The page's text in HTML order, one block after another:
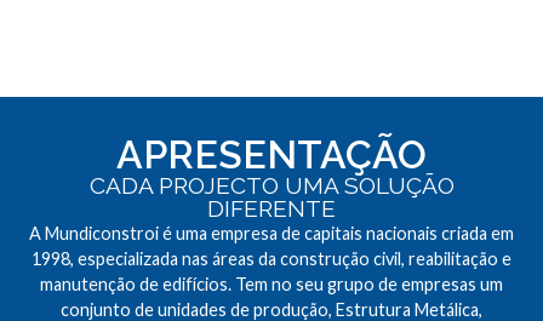
APRESENTAÇÃO
CADA PROJECTO UMA SOLUÇÃO
DIFERENTE
A Mundiconstroi é uma empresa de capitais nacionais criada em
1998, especializada nas áreas da construção civil, reabilitação e
manutenção de edifícios. Tem no seu grupo de empresas um
conjunto de unidades de produção, Estrutura Metálica,